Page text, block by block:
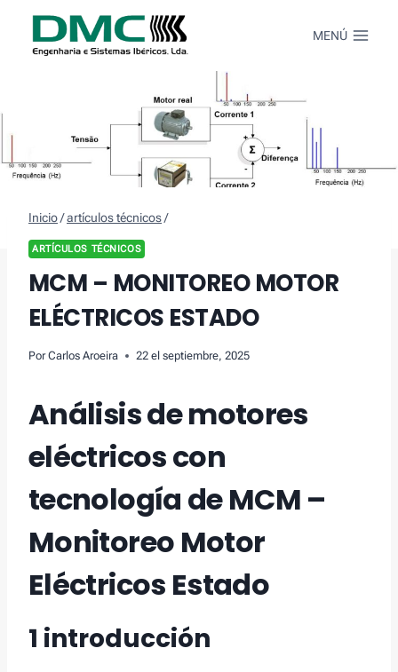
Contenido
MENÚ
Inicio/artículos técnicos/
ARTÍCULOS TÉCNICOS
MCM – MONITOREO MOTOR
ELÉCTRICOS ESTADO
Por Carlos Aroeira 22 el septiembre, 2025
Análisis de motores
eléctricos con
tecnología de MCM –
Monitoreo Motor
Eléctricos Estado
1 introducción